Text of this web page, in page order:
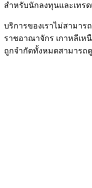
สำหรับนักลงทุนและเทร
บริการของเราไม่สามา
ราชอาณาจักร เกาหลีเห
ถูกจำกัดทั้งหมดสามารถ